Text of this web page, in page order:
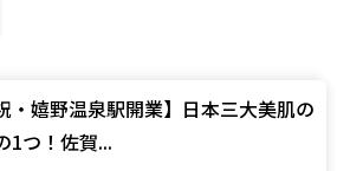
・嬉野温泉駅開業】日本三大美肌の
1つ！佐賀...